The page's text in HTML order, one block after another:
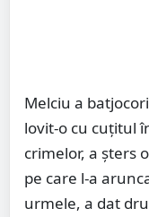
Melciu a
lovit-o cu cuțitul
crimelor, a șters
pe care l-a
urmele, a dat